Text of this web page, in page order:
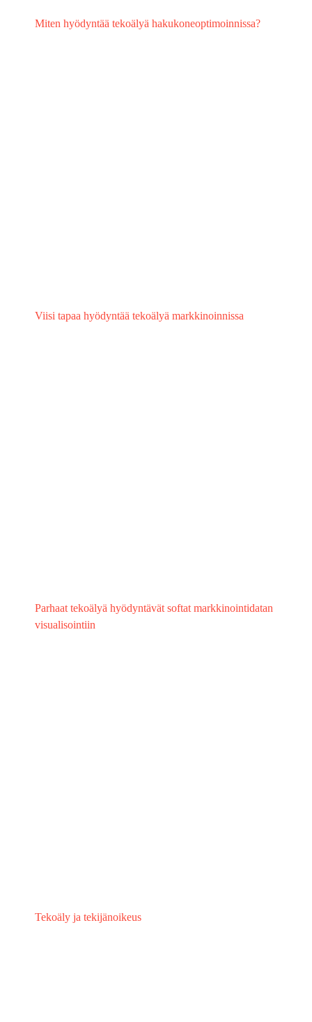
Miten hyödyntää tekoälyä hakukoneoptimoinnissa?
Viisi tapaa hyödyntää tekoälyä markkinoinnissa
Parhaat tekoälyä hyödyntävät softat markkinointidatan
visualisointiin
Tekoäly ja tekijänoikeus